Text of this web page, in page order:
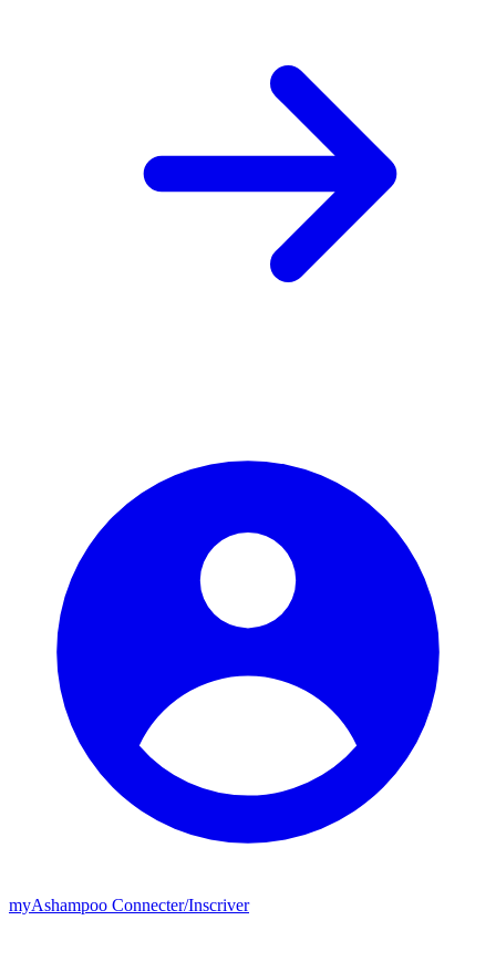
myAshampoo Connecter/Inscriver